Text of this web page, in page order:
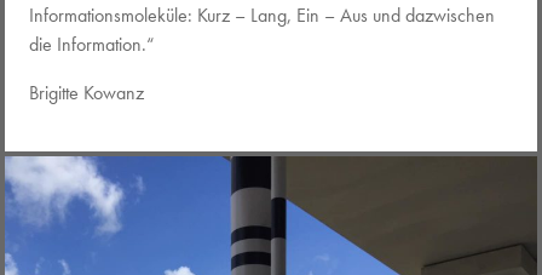
Informationsmoleküle: Kurz – Lang, Ein – Aus und dazwischen
die Information.“
Brigitte Kowanz